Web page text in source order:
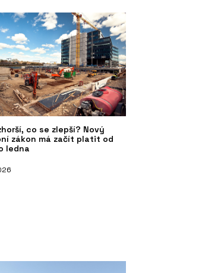
co se zlepší? Nový
zákon má začít platit od
ledna